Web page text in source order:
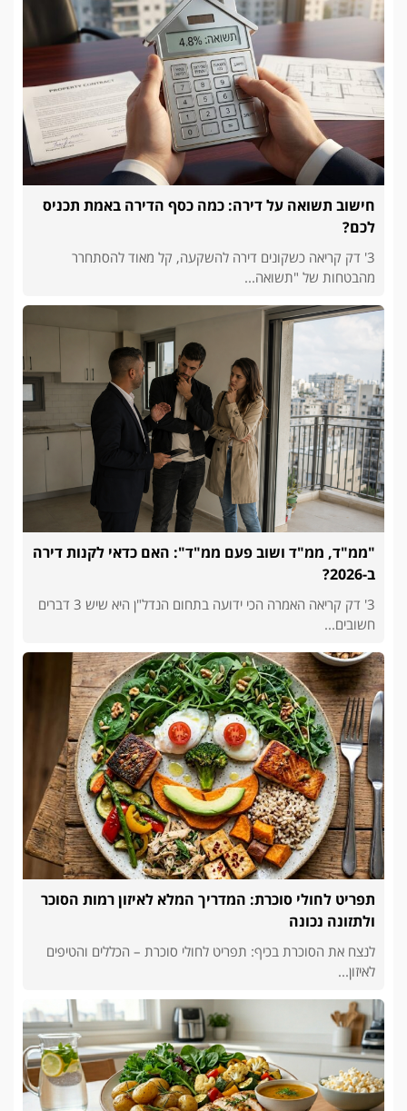
חישוב תשואה על דירה: כמה כסף הדירה באמת תכניס
לכם?
3' דק קריאה כשקונים דירה להשקעה, קל מאוד להסתחרר
מהבטחות של "תשואה...
"ממ"ד, ממ"ד ושוב פעם ממ"ד": האם כדאי לקנות דירה
ב-2026?
3' דק קריאה האמרה הכי ידועה בתחום הנדל"ן היא שיש 3 דברים
חשובים...
תפריט לחולי סוכרת: המדריך המלא לאיזון רמות הסוכר
ולתזונה נכונה
לנצח את הסוכרת בכיף: תפריט לחולי סוכרת – הכללים והטיפים
לאיזון...